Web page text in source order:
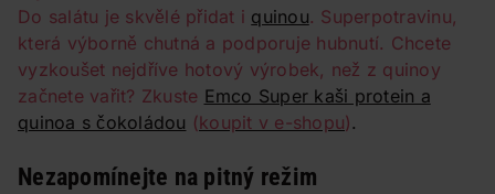
Do salátu je skvělé přidat i quinou. Superpotravinu,
která výborně chutná a podporuje hubnutí. Chcete
vyzkoušet nejdříve hotový výrobek, než z quinoy
začnete vařit? Zkuste Emco Super kaši protein a
quinoa s čokoládou (koupit v e-shopu).
Nezapomínejte na pitný režim